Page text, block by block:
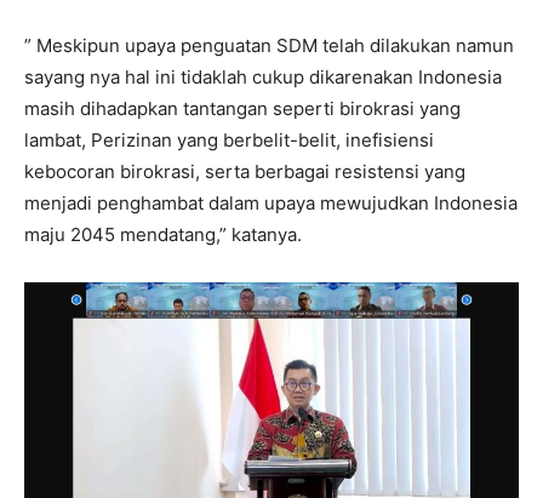
” Meskipun upaya penguatan SDM telah dilakukan namun
sayang nya hal ini tidaklah cukup dikarenakan Indonesia
masih dihadapkan tantangan seperti birokrasi yang
lambat, Perizinan yang berbelit-belit, inefisiensi
kebocoran birokrasi, serta berbagai resistensi yang
menjadi penghambat dalam upaya mewujudkan Indonesia
maju 2045 mendatang,” katanya.